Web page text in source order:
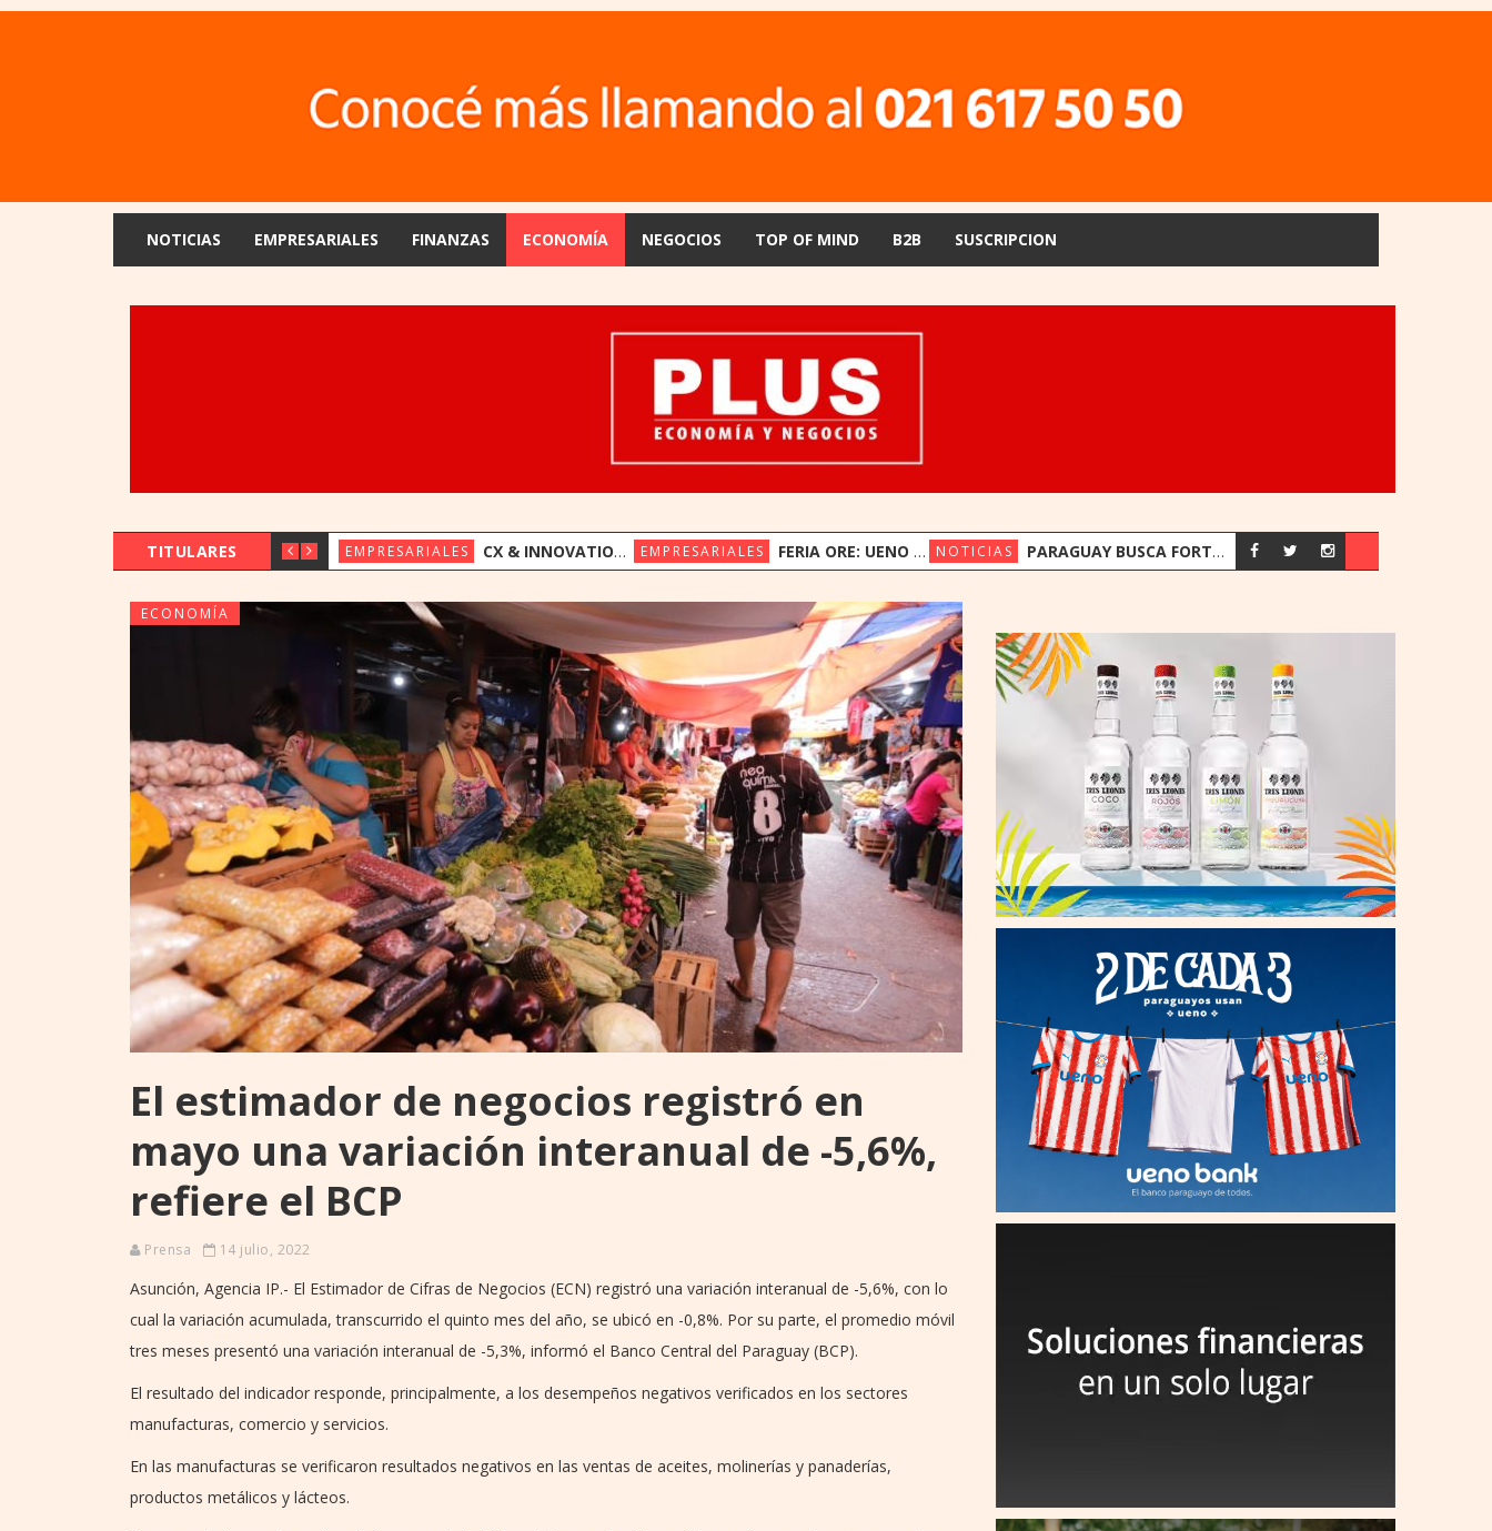
NOTICIAS EMPRESARIALES FINANZAS ECONOMÍA NEGOCIOS TOP OF MIND B2B SUSCRIPCION
TITULARES EMPRESARIALES CX & INNOVATION CONGRESS REÚNE A LÍDERES REGIONALES PARA EXPLORAR LA NUEVA ERA DE LA EXPERIENCIA DEL CLIENTE EMPRESARIALES FERIA ORE: UENO BANK APUESTA POR LA CULTURA INDÍGENA Y EL COMERCIO JUSTO NOTICIAS PARAGUAY BUSCA FORTALECER SU ESTRATEGIA ENERGÉTICA ANTE EL CRECIMIENTO DE LA DEMANDA
ECONOMÍA
El estimador de negocios registró en
mayo una variación interanual de -5,6%,
refiere el BCP
Prensa 14 julio, 2022
Asunción, Agencia IP.- El Estimador de Cifras de Negocios (ECN) registró una variación interanual de -5,6%, con lo
cual la variación acumulada, transcurrido el quinto mes del año, se ubicó en -0,8%. Por su parte, el promedio móvil
tres meses presentó una variación interanual de -5,3%, informó el Banco Central del Paraguay (BCP).
El resultado del indicador responde, principalmente, a los desempeños negativos verificados en los sectores
manufacturas, comercio y servicios.
En las manufacturas se verificaron resultados negativos en las ventas de aceites, molinerías y panaderías,
productos metálicos y lácteos.